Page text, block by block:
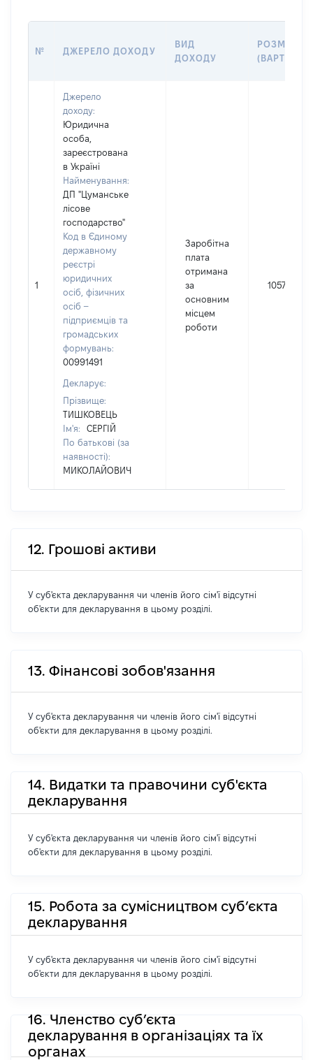
№ ДЖЕРЕЛО ДОХОДУ
ВИД
ДОХОДУ
РОЗМІР
(ВАРТІСТЬ)
1
Джерело
доходу:
Юридична
особа,
зареєстрована
в Україні
Найменування:
ДП "Цуманське
лісове
господарство"
Код в Єдиному
державному
реєстрі
юридичних
осіб, фізичних
осіб –
підприємців та
громадських
формувань:
00991491
Декларує:
Прізвище:
ТИШКОВЕЦЬ
Ім'я:
СЕРГІЙ
По батькові (за
наявності):
МИКОЛАЙОВИЧ
Заробітна
плата
отримана
за
основним
місцем
роботи
105732
12. Грошові активи
У суб'єкта декларування чи членів його сім'ї відсутні
об'єкти для декларування в цьому розділі.
13. Фінансові зобов'язання
У суб'єкта декларування чи членів його сім'ї відсутні
об'єкти для декларування в цьому розділі.
14. Видатки та правочини суб'єкта
декларування
У суб'єкта декларування чи членів його сім'ї відсутні
об'єкти для декларування в цьому розділі.
15. Робота за сумісництвом суб’єкта
декларування
У суб'єкта декларування чи членів його сім'ї відсутні
об'єкти для декларування в цьому розділі.
16. Членство суб’єкта
декларування в організаціях та їх
органах